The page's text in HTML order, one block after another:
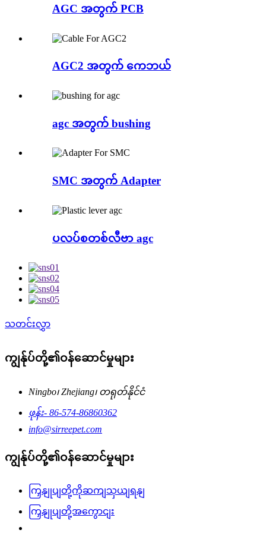
AGC အတွက် PCB
AGC2 အတွက် ကေဘယ်
agc အတွက် bushing
SMC အတွက် Adapter
ပလပ်စတစ်လီဗာ agc
သတင်းလွှာ
ကျွန်ုပ်တို့၏ဝန်ဆောင်မှုများ
Ningbo၊ Zhejiang၊ တရုတ်နိုင်ငံ
ဖုန်း- 86-574-86860362
info@sirreepet.com
ကျွန်ုပ်တို့၏ဝန်ဆောင်မှုများ
ကြှနျုပျတို့ကိုဆကျသှယျရနျ
ကြှနျုပျတို့အကွောငျး